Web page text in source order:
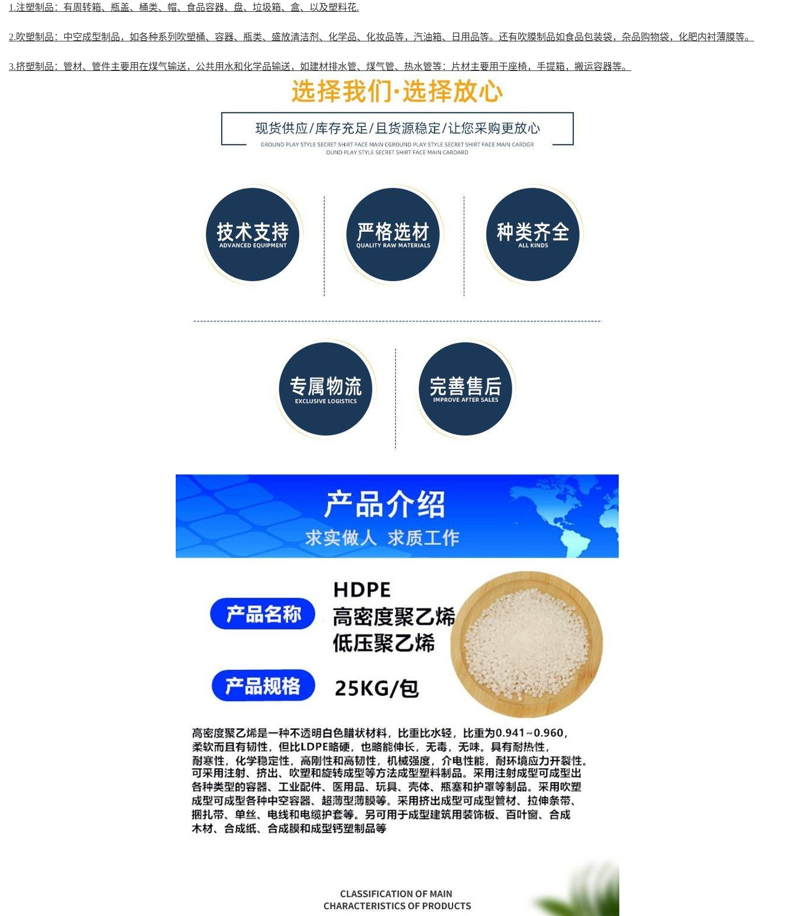
1.注塑制品：有周转箱、瓶盖、桶类、帽、食品容器、盘、垃圾箱、盒、以及塑料花.
2.吹塑制品：中空成型制品，如各种系列吹塑桶、容器、瓶类、盛放清洁剂、化学品、化妆品等，汽油箱、日用品等。还有吹膜制品如食品包装袋，杂品购物袋，化肥内衬薄膜等。
3.挤塑制品：管材、管件主要用在煤气输送，公共用水和化学品输送，如建材排水管、煤气管、热水管等：片材主要用于座椅，手提箱，搬运容器等。